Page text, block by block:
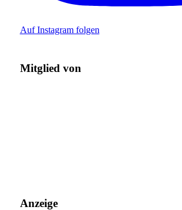
Auf Instagram folgen
Mitglied von
Anzeige